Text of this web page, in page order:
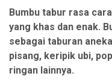
Bumbu tabur rasa
yang khas dan enak.
sebagai taburan
pisang, keripik ubi,
ringan lainnya.